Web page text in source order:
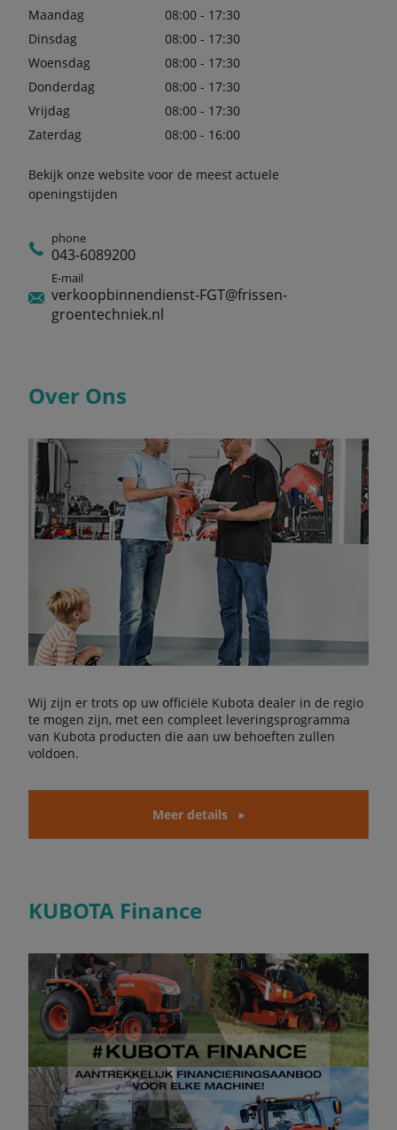
Maandag
08:00 - 17:30
Dinsdag
08:00 - 17:30
Woensdag
08:00 - 17:30
Donderdag
08:00 - 17:30
Vrijdag
08:00 - 17:30
Zaterdag
08:00 - 16:00
Bekijk onze website voor de meest actuele
openingstijden
phone
043-6089200
E-mail
verkoopbinnendienst-FGT@frissen-
groentechniek.nl
Over Ons
Wij zijn er trots op uw officiële Kubota dealer in de regio
te mogen zijn, met een compleet leveringsprogramma
van Kubota producten die aan uw behoeften zullen
voldoen.
Meer details
KUBOTA Finance